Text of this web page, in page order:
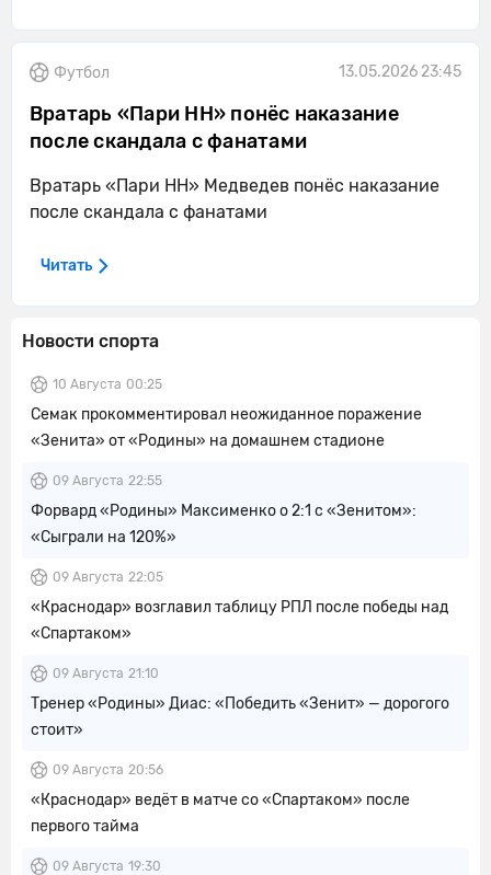
Новости спорта
10 Августа 00:25
Семак прокомментировал неожиданное поражение
«Зенита» от «Родины» на домашнем стадионе
09 Августа 22:55
Форвард «Родины» Максименко о 2:1 с «Зенитом»:
«Сыграли на 120%»
09 Августа 22:05
«Краснодар» возглавил таблицу РПЛ после победы над
«Спартаком»
09 Августа 21:10
Тренер «Родины» Диас: «Победить «Зенит» — дорогого
стоит»
09 Августа 20:56
«Краснодар» ведёт в матче со «Спартаком» после
первого тайма
09 Августа 19:30
Футбол 13.05.2026 23:45
Вратарь «Пари НН» понёс наказание
после скандала с фанатами
Вратарь «Пари НН» Медведев понёс наказание
после скандала с фанатами
Читать